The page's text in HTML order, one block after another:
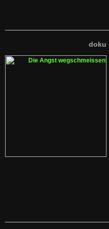
doku